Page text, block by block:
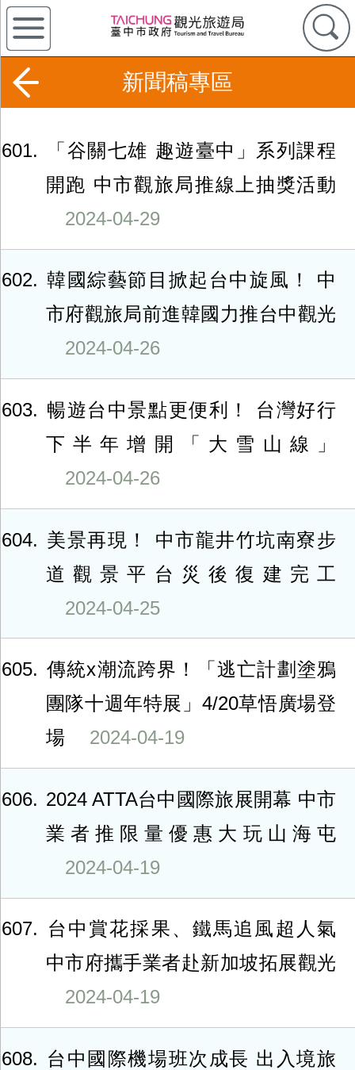
新聞稿專區
601
「谷關七雄 趣遊臺中」系列課程
開跑 中市觀旅局推線上抽獎活動
2024-04-29
602
韓國綜藝節目掀起台中旋風！ 中
市府觀旅局前進韓國力推台中觀光
2024-04-26
603
暢遊台中景點更便利！ 台灣好行
下半年增開「大雪山線」
2024-04-26
604
美景再現！ 中市龍井竹坑南寮步
道觀景平台災後復建完工
2024-04-25
605
傳統x潮流跨界！「逃亡計劃塗鴉
團隊十週年特展」4/20草悟廣場登
場
2024-04-19
606
2024 ATTA台中國際旅展開幕 中市
業者推限量優惠大玩山海屯
2024-04-19
607
台中賞花採果、鐵馬追風超人氣
中市府攜手業者赴新加坡拓展觀光
2024-04-19
608
台中國際機場班次成長 出入境旅